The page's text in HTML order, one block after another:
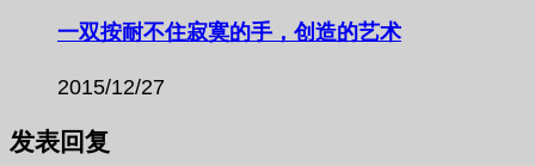
一双按耐不住寂寞的手，创造的艺术
2015/12/27
发表回复